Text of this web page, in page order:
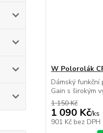
W Polorolák
Dámský funkční
Gain s širokým
1 150 Kč
1 090 Kč/ks
901 Kč bez DPH